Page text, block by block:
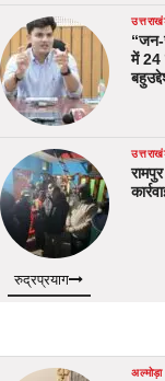
“जन-
में 24
रुद्रप्रयाग
अल्मोड़ा